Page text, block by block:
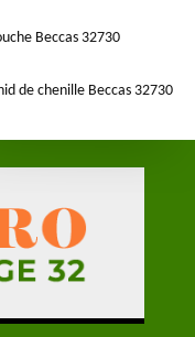
Beccas 32730
de chenille Beccas 32730